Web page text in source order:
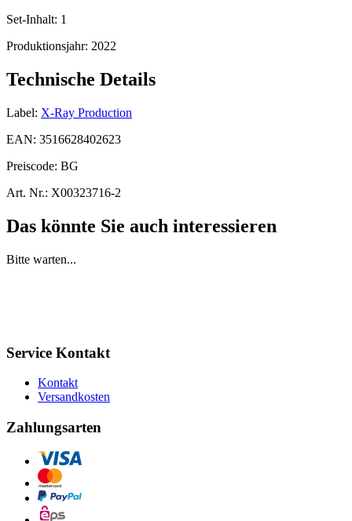
Set-Inhalt: 1
Produktionsjahr: 2022
Technische Details
Label: X-Ray Production
EAN: 3516628402623
Preiscode: BG
Art. Nr.: X00323716-2
Das könnte Sie auch interessieren
Bitte warten...
Service Kontakt
Kontakt
Versandkosten
Zahlungsarten